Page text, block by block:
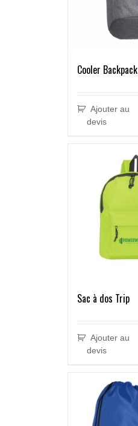
Cooler Backpack
Ajouter au
devis
Sac à dos Trip
Ajouter au
devis